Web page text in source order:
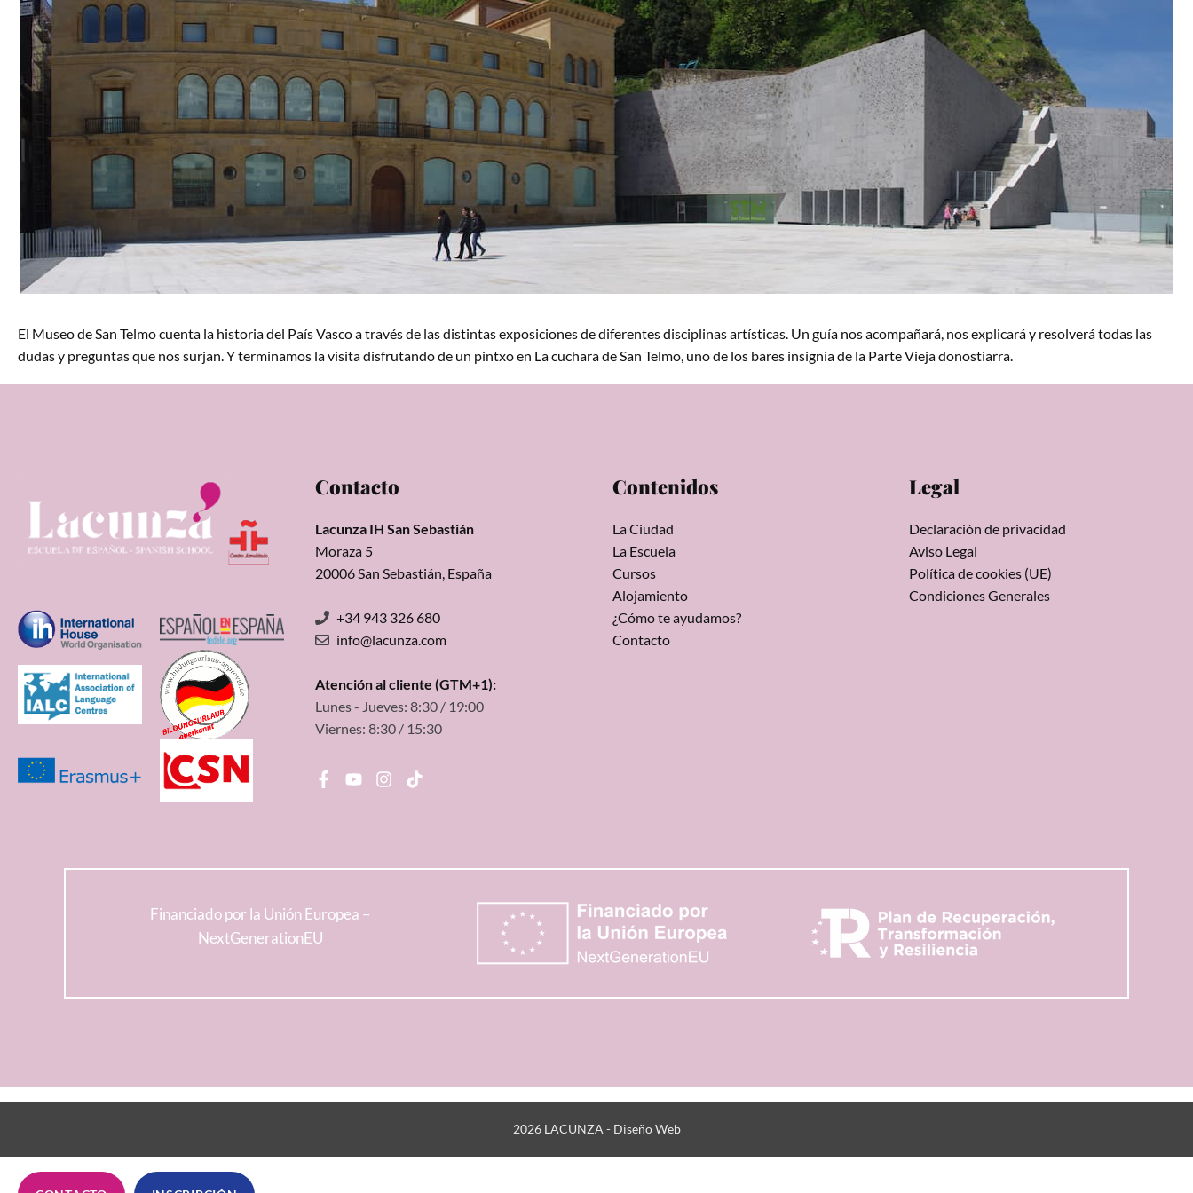
El Museo de San Telmo cuenta la historia del País Vasco a través de las distintas exposiciones de diferentes disciplinas artísticas. Un guía nos acompañará, nos explicará y resolverá todas las
dudas y preguntas que nos surjan. Y terminamos la visita disfrutando de un pintxo en La cuchara de San Telmo, uno de los bares insignia de la Parte Vieja donostiarra.
Contacto
Lacunza IH San Sebastián
Moraza 5
20006 San Sebastián, España
+34 943 326 680
info@lacunza.com
Atención al cliente (GTM+1):
Lunes - Jueves: 8:30 / 19:00
Viernes: 8:30 / 15:30
Contenidos
La Ciudad
La Escuela
Cursos
Alojamiento
¿Cómo te ayudamos?
Contacto
Legal
Declaración de privacidad
Aviso Legal
Política de cookies (UE)
Condiciones Generales
Financiado por la Unión Europea –
NextGenerationEU
2026 LACUNZA - Diseño Web